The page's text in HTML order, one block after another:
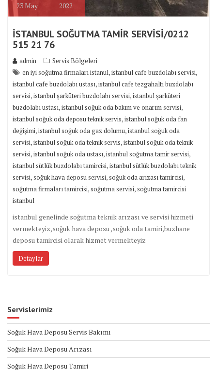
23May 2022
İSTANBUL SOĞUTMA TAMİR SERVİSİ/0212
515 21 76
admin
Servis Bölgeleri
en iyi soğutma firmaları istanul,istanbul cafe buzdolabı servisi,
istanbul cafe buzdolabı ustası,istanbul cafe tezgahaltı buzdolabı
servisi,istanbul şarküteri buzdolabı servisi,istanbul şarküteri
buzdolabı ustası,istanbul soğuk oda bakım ve onarım servisi,
istanbul soğuk oda deposu teknik servis,istanbul soğuk oda fan
değişimi,istanbul soğuk oda gaz dolumu,istanbul soğuk oda
servisi,istanbul soğuk oda teknik servis,istanbul soğuk oda teknik
servisi,istanbul soğuk oda ustası,istanbul soğutma tamir servisi,
istanbul sütlük buzdolabı tamircisi,istanbul sütlük buzdolabı teknik
servisi,soğuk hava deposu servisi,soğuk oda arızası tamircisi,
soğutma firmaları tamircisi,soğutma servisi,soğutma tamircisi
istanbul
istanbul genelinde soğutma teknik arızası ve servisi hizmeti
vermekteyiz,soğuk hava deposu ,soğuk oda tamiri,buzhane
deposu tamircisi olarak hizmet vermekteyiz
Detaylar
Servislerimiz
Soğuk Hava Deposu Servis Bakımı
Soğuk Hava Deposu Arızası
Soğuk Hava Deposu Tamiri